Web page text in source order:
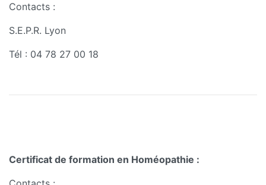
Contacts :
S.E.P.R. Lyon
Tél : 04 78 27 00 18
Certificat de formation en Homéopathie :